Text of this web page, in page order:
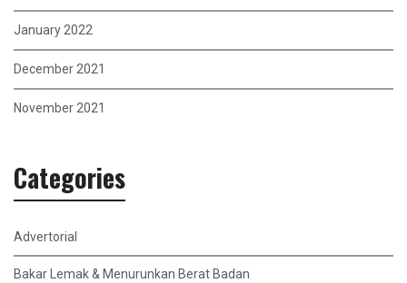
January 2022
December 2021
November 2021
Categories
Advertorial
Bakar Lemak & Menurunkan Berat Badan